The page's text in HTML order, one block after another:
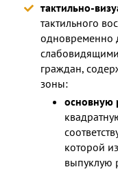
тактильно-
тактильного
одновременно
граждан,
зоны:
основную
которой
выпуклую